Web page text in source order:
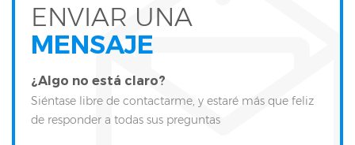
ENVIAR UNA
MENSAJE
¿Algo no está claro?
Siéntase libre de contactarme, y estaré más que feliz
de responder a todas sus preguntas